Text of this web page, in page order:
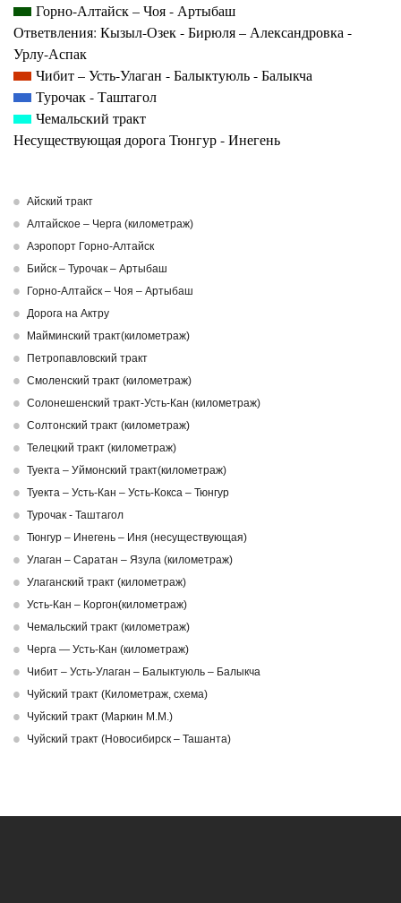
Горно-Алтайск – Чоя - Артыбаш
Ответвления: Кызыл-Озек - Бирюля – Александровка -
Урлу-Аспак
Чибит – Усть-Улаган - Балыктуюль - Балыкча
Турочак - Таштагол
Чемальский тракт
Несуществующая дорога Тюнгур - Инегень
Айский тракт
Алтайское – Черга (километраж)
Аэропорт Горно-Алтайск
Бийск – Турочак – Артыбаш
Горно-Алтайск – Чоя – Артыбаш
Дорога на Актру
Майминский тракт(километраж)
Петропавловский тракт
Смоленский тракт (километраж)
Солонешенский тракт-Усть-Кан (километраж)
Солтонский тракт (километраж)
Телецкий тракт (километраж)
Туекта – Уймонский тракт(километраж)
Туекта – Усть-Кан – Усть-Кокса – Тюнгур
Турочак - Таштагол
Тюнгур – Инегень – Иня (несуществующая)
Улаган – Саратан – Язула (километраж)
Улаганский тракт (километраж)
Усть-Кан – Коргон(километраж)
Чемальский тракт (километраж)
Черга — Усть-Кан (километраж)
Чибит – Усть-Улаган – Балыктуюль – Балыкча
Чуйский тракт (Километраж, схема)
Чуйский тракт (Маркин М.М.)
Чуйский тракт (Новосибирск – Ташанта)